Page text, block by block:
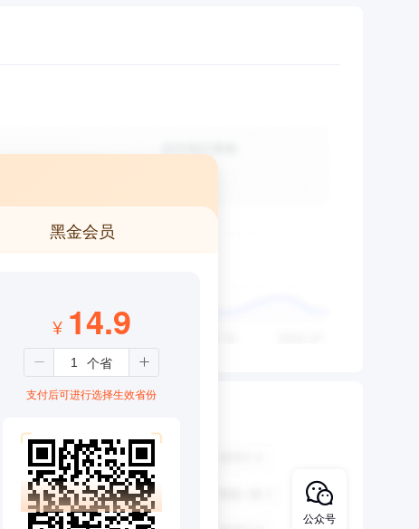
黑金会员
¥ 14.9
支付后可进行选择生效省份
公众号